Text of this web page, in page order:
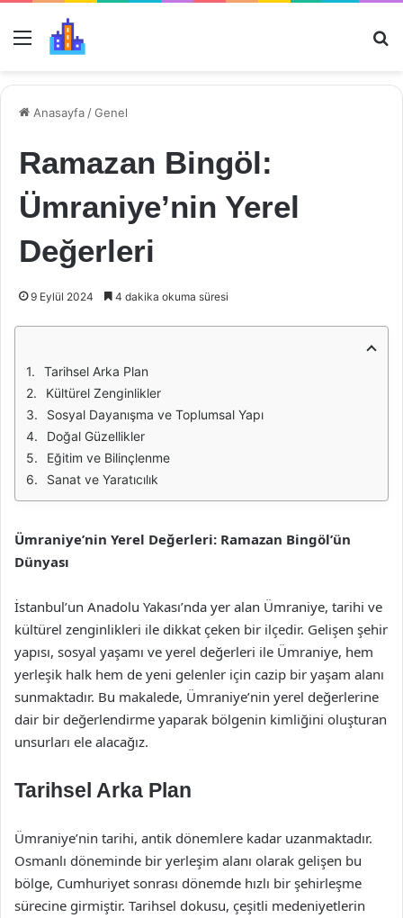
Menü
Anasayfa /Genel
Ramazan Bingöl:
Ümraniye’nin Yerel
Değerleri
9 Eylül 2024 4 dakika okuma süresi
Tarihsel Arka Plan
Kültürel Zenginlikler
Sosyal Dayanışma ve Toplumsal Yapı
Doğal Güzellikler
Eğitim ve Bilinçlenme
Sanat ve Yaratıcılık
Ümraniye’nin Yerel Değerleri: Ramazan Bingöl’ün
Dünyası
İstanbul’un Anadolu Yakası’nda yer alan Ümraniye, tarihi ve
kültürel zenginlikleri ile dikkat çeken bir ilçedir. Gelişen şehir
yapısı, sosyal yaşamı ve yerel değerleri ile Ümraniye, hem
yerleşik halk hem de yeni gelenler için cazip bir yaşam alanı
sunmaktadır. Bu makalede, Ümraniye’nin yerel değerlerine
dair bir değerlendirme yaparak bölgenin kimliğini oluşturan
unsurları ele alacağız.
Tarihsel Arka Plan
Ümraniye’nin tarihi, antik dönemlere kadar uzanmaktadır.
Osmanlı döneminde bir yerleşim alanı olarak gelişen bu
bölge, Cumhuriyet sonrası dönemde hızlı bir şehirleşme
sürecine girmiştir. Tarihsel dokusu, çeşitli medeniyetlerin